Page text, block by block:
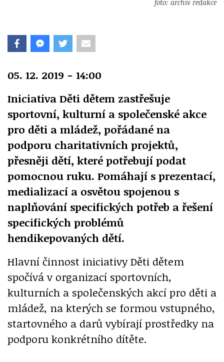
foto: archiv redakce
05. 12. 2019 - 14:00
Iniciativa Děti dětem zastřešuje
sportovní, kulturní a společenské akce
pro děti a mládež, pořádané na
podporu charitativních projektů,
přesněji dětí, které potřebují podat
pomocnou ruku. Pomáhají s prezentací,
medializací a osvětou spojenou s
naplňování specifických potřeb a řešení
specifických problémů
hendikepovaných dětí.
Hlavní činnost iniciativy Děti dětem
spočívá v organizací sportovních,
kulturních a společenských akcí pro děti a
mládež, na kterých se formou vstupného,
startovného a darů vybírají prostředky na
podporu konkrétního dítěte.